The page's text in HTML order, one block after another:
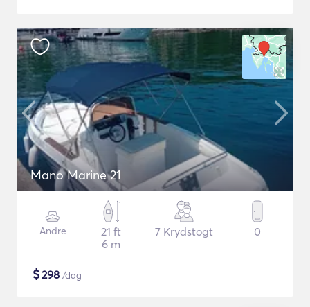
Mano Marine 21
Andre
21 ft
6 m
7 Krydstogt 0
$298 /dag